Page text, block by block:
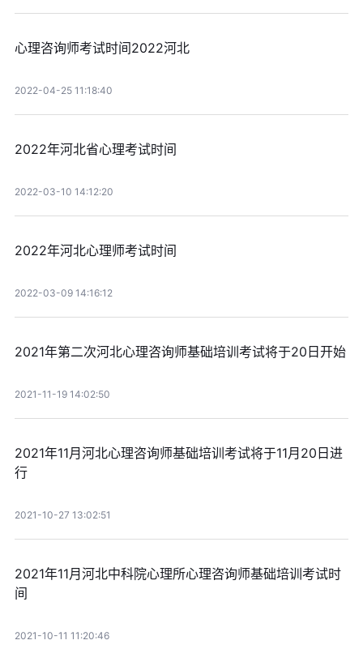
心理咨询师考试时间2022河北
2022-04-25 11:18:40
2022年河北省心理考试时间
2022-03-10 14:12:20
2022年河北心理师考试时间
2022-03-09 14:16:12
2021年第二次河北心理咨询师基础培训考试将于20日开始
2021-11-19 14:02:50
2021年11月河北心理咨询师基础培训考试将于11月20日进
行
2021-10-27 13:02:51
2021年11月河北中科院心理所心理咨询师基础培训考试时
间
2021-10-11 11:20:46